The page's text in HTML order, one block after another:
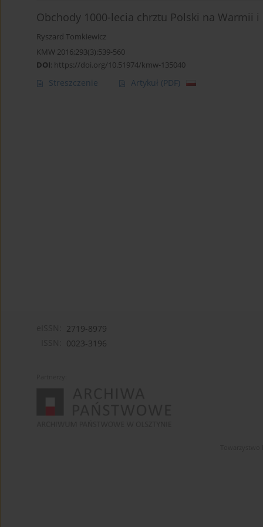
Obchody 1000-lecia chrztu Polski na Warmii i
Ryszard Tomkiewicz
KMW 2016;293(3):539-560
DOI: https://doi.org/10.51974/kmw-135040
Streszczenie Artykuł (PDF)
2719-8979
0023-3196